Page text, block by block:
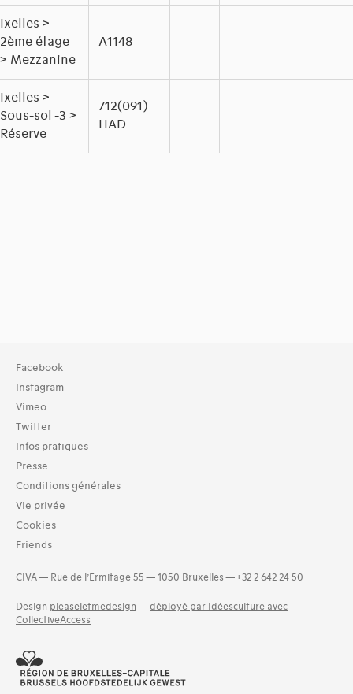
Ixelles >
2ème étage
> Mezzanine
A1148
Ixelles >
Sous-sol -3 >
Réserve
712(091)
HAD
Facebook
Instagram
Vimeo
Twitter
Infos pratiques
Presse
Conditions générales
Vie privée
Cookies
Friends
CIVA — Rue de l’Ermitage 55 — 1050 Bruxelles — +32 2 642 24 50
Design pleaseletmedesign — déployé par Idéesculture avec
CollectiveAccess